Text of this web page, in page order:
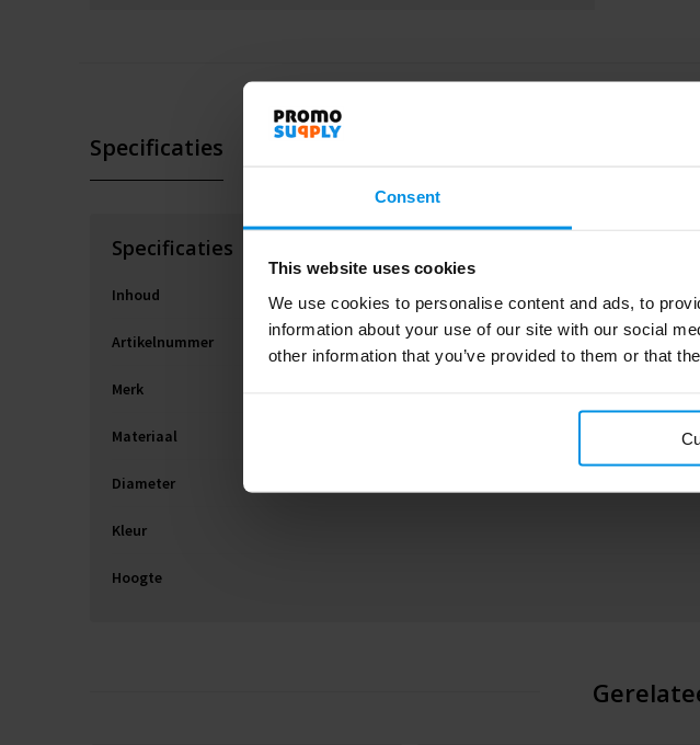
Consent
This website uses cookies
We use cookies to personalise content and ads, to
information about your use of our site with our social
other information that you’ve provided to them or that
Specificaties
Specificaties
Inhoud
Artikelnummer
Merk
Materiaal
Diameter
Kleur
Hoogte